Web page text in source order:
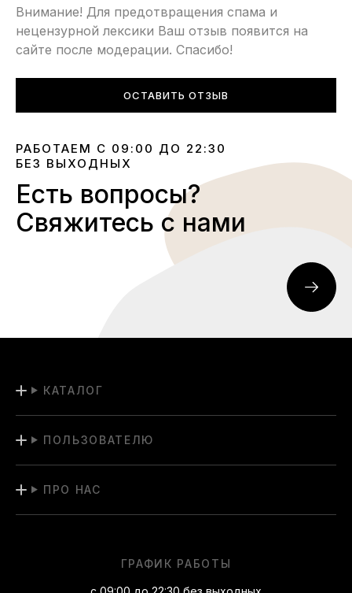
Внимание! Для предотвращения спама и
нецензурной лексики Ваш отзыв появится на
сайте после модерации. Спасибо!
ОСТАВИТЬ ОТЗЫВ
РАБОТАЕМ С 09:00 ДО 22:30
БЕЗ ВЫХОДНЫХ
Есть вопросы?
Свяжитесь с нами
КАТАЛОГ
ПОЛЬЗОВАТЕЛЮ
ПРО НАС
ГРАФИК РАБОТЫ